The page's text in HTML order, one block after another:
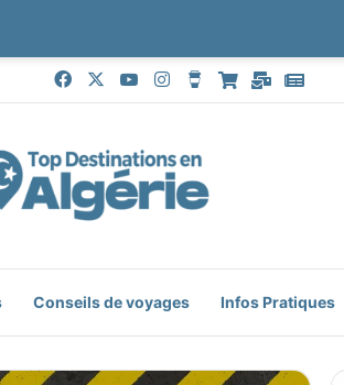
FacebookYouTubeInstagramBuy Me a Coffee
Boutique
Mail
Conseils de voyages Infos Pratiques